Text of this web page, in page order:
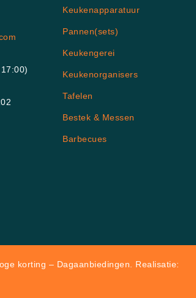
Keukenapparatuur
Pannen(sets)
Keukengerei
Keukenorganisers
Tafelen
Bestek & Messen
Barbecues
korting – Dagaanbiedingen. Realisatie: